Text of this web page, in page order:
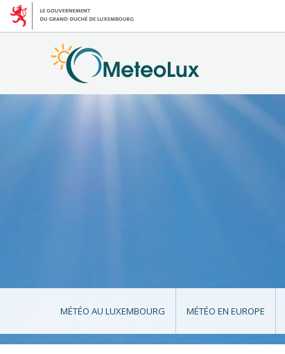
MÉTÉO AU LUXEMBOURG MÉTÉO EN EUROPE